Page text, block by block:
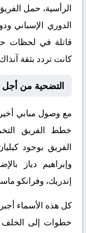
الرأسية، حمل
الدوري الإسباني
قاتلة في لحظات
كانت تردد بثقة
​التضحية من أجل
​مع وصول مبابي
خطط الفريق
الفريق بوجود
وإبراهيم دياز
إندريك، وفرانكو
​كل هذه الأسماء
خطوات إلى الخلف